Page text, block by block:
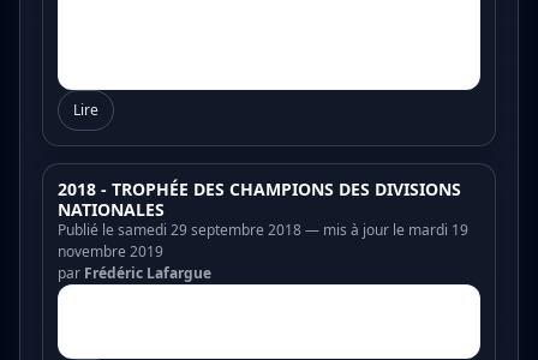
Lire
2018 - TROPHÉE DES CHAMPIONS DES DIVISIONS
NATIONALES
Publié le samedi 29 septembre 2018 — mis à jour le mardi 19
novembre 2019
par Frédéric Lafargue